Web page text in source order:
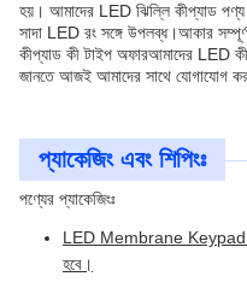
হয়। আমাদের LED ঝিল্লি কীপ্যাড
সাদা LED রং সঙ্গে উপলব্ধ।আকার
কীপ্যাড কী টাইপ অফারআমাদের LED
জানতে আজই আমাদের সাথে যোগাযোগ
প্যাকেজিং এবং শিপিংঃ
পণ্যের প্যাকেজিংঃ
LED Membrane Keypad
হবে।